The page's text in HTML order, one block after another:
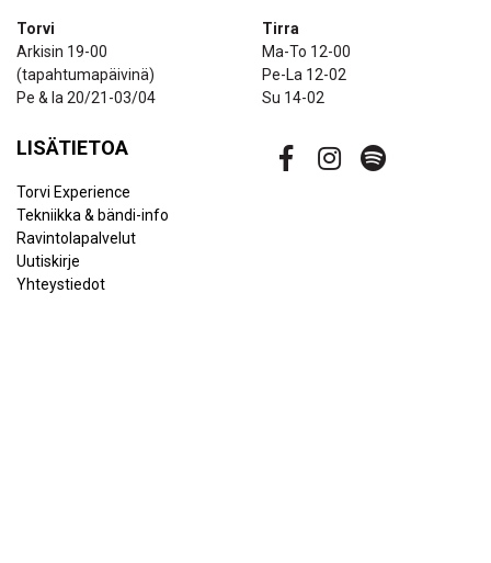
Torvi
Arkisin 19-00
(tapahtumapäivinä)
Pe & la 20/21-03/04
Tirra
Ma-To 12-00
Pe-La 12-02
Su 14-02
LISÄTIETOA
Torvi Experience
Tekniikka & bändi-info
Ravintolapalvelut
Uutiskirje
Yhteystiedot